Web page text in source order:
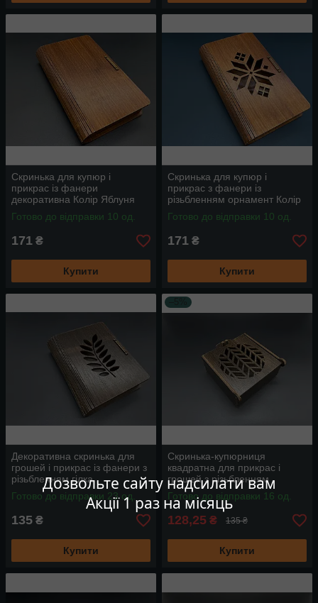
Дозвольте сайту надсилати вам
Акції 1 раз на місяць
Скринька для купюр і
прикрас із фанери
декоративна Колір Яблуня
подовжена 19х11.5х3.5см
19х11.5х3.5см
Готово до відправки 10 од.
171 ₴
Купити
Скринька для купюр і
прикрас з фанери із
різьбленням орнамент Колір
Яблуня подовжена
19х11.5х3.5см
Готово до відправки 10 од.
171 ₴
Купити
Декоративна скринька для
грошей і прикрас із фанери з
різьбленням гілка
14х11.5х3.5см
Готово до відправки 23 од.
135 ₴
Купити
Скринька-купюрниця
квадратна для прикрас і
грошей з різьбленням
орнамент із фанери
11х11х5см
Готово до відправки 16 од.
128,25 ₴ 135 ₴
Купити